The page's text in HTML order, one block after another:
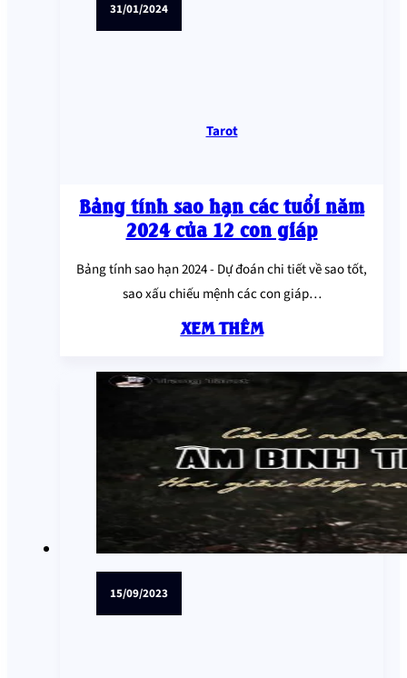
31/01/2024
Tarot
Bảng tính sao hạn các tuổi năm
2024 của 12 con giáp
Bảng tính sao hạn 2024 - Dự đoán chi tiết về sao tốt,
sao xấu chiếu mệnh các con giáp…
XEM THÊM
15/09/2023